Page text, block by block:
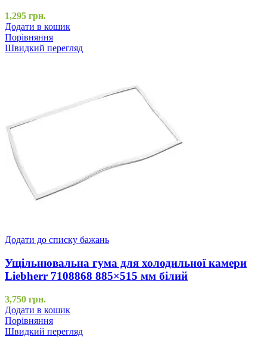
1,295 грн.
Додати в кошик
Порівняння
Швидкий перегляд
Додати до списку бажань
Ущільнювальна гума для холодильної камери
Liebherr 7108868 885×515 мм білий
3,750 грн.
Додати в кошик
Порівняння
Швидкий перегляд